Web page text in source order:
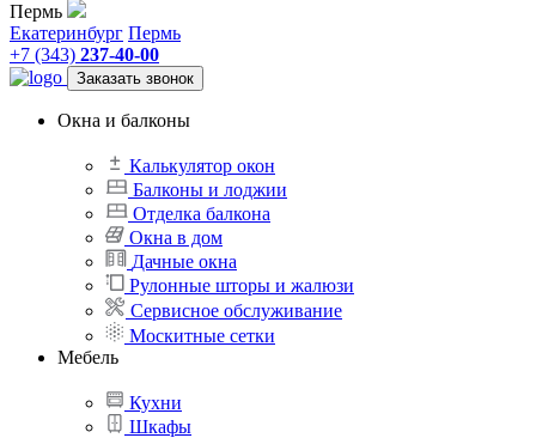
Пермь
Екатеринбург Пермь
+7 (343) 237-40-00
Заказать звонок
Окна и балконы
Калькулятор окон
Балконы и лоджии
Отделка балкона
Окна в дом
Дачные окна
Рулонные шторы и жалюзи
Сервисное обслуживание
Москитные сетки
Мебель
Кухни
Шкафы